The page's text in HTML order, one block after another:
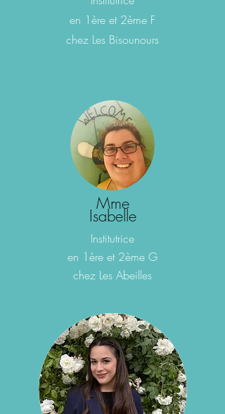
en 1ère et 2ème F
chez Les Bisounours
Mme
Isabelle
Institutrice
en 1ère et 2ème G
chez Les Abeilles